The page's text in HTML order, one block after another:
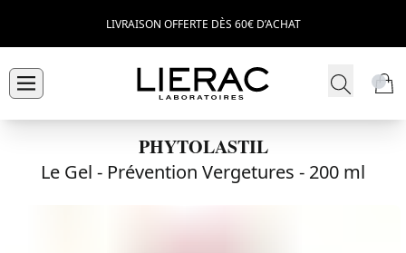
LIVRAISON OFFERTE DÈS 60€ D’ACHAT
PHYTOLASTIL
Le Gel - Prévention Vergetures - 200 ml